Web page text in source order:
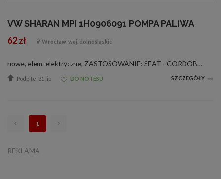
VW SHARAN MPI 1H0906091 POMPA PALIWA
62 zł Wrocław, woj. dolnośląskie
nowe, elem. elektryczne, ZASTOSOWANIE: SEAT - CORDOBA (6K2/C2) - 1.6 i 07.96-06.99SEAT - CORDOBA (6K2/C2) - 1.8 i 02.93-06.99SEAT - IBIZA II (6K1) - 1.0 03.93-09.96 SEAT - IBIZA II (6K1) - 1.4 i 09.93-08.99 SEAT - IBIZA II (6K1) - 1.6 i 04.96-08.99 SEA...
Podbite: 31 lip DO NOTESU SZCZEGÓŁY
1
REKLAMA